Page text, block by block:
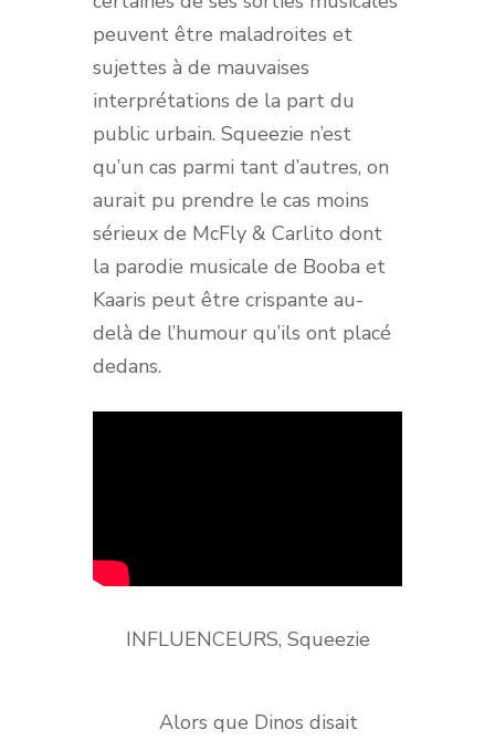
peuvent être maladroites et
sujettes à de mauvaises
interprétations de la part du
public urbain. Squeezie n’est
qu’un cas parmi tant d’autres, on
aurait pu prendre le cas moins
sérieux de McFly & Carlito dont
la parodie musicale de Booba et
Kaaris peut être crispante au-
delà de l’humour qu’ils ont placé
dedans.
INFLUENCEURS, Squeezie
Alors que Dinos disait